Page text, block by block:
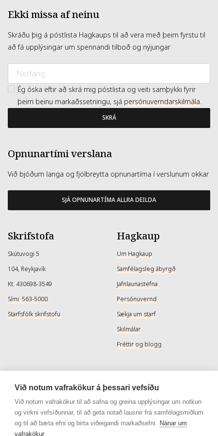
Ekki missa af neinu
Skráðu þig á póstlista Hagkaups til að vera með þeim fyrstu til
að fá upplýsingar um spennandi tilboð og nýjungar
Ég óska eftir að skrá mig póstlista og veiti samþykki fyrir
þeirri beinu markaðssetningu, sjá persónuverndarskilmála.
SKRÁ
Opnunartími verslana
Við bjóðum langa og fjölbreytta opnunartíma í verslunum okkar
SJÁ OPNUNARTÍMA ALLRA DEILDA
Skrifstofa
Skútuvogi 5
104, Reykjavík
Kt. 430698-3549
Sími: 563-5000
Starfsfólk skrifstofu
Hagkaup
Um Hagkaup
Samfélagsleg ábyrgð
Jafnlaunastefna
Persónuvernd
Sækja um starf
Skilmálar
Fréttir og blogg
Þjónusta
Afhendingarmöguleikar
Skilareglur
Algengar spurningar
Samfélagsmiðlar
Instagram
Instagram - Snyrtivara
Við notum vafrakökur á þessari vefsíðu
Við notum vafrakökur til að safna og greina upplýsingar um notkun
og virkni vefsíðunnar, til að geta notað lausnir frá samfélagsmiðlum
og til að bæta efni og birta viðeigandi markaðsefni. Nánar um
vafrakökur